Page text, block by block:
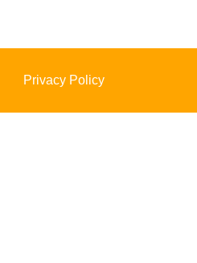
Privacy Policy